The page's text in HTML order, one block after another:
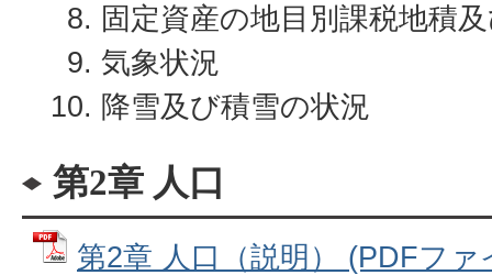
固定資産の地目別課税地積
気象状況
降雪及び積雪の状況
第2章 人口
第2章 人口（説明） (PDFファ